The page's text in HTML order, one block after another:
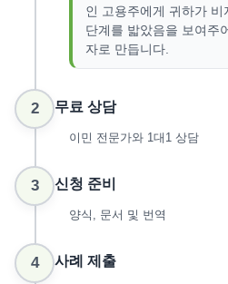
인 고용주에게 귀하가
단계를 밟았음을 보여주
자로 만듭니다.
2 무료 상담
이민 전문가와 1대1 상담
3 신청 준비
양식, 문서 및 번역
4 사례 제출